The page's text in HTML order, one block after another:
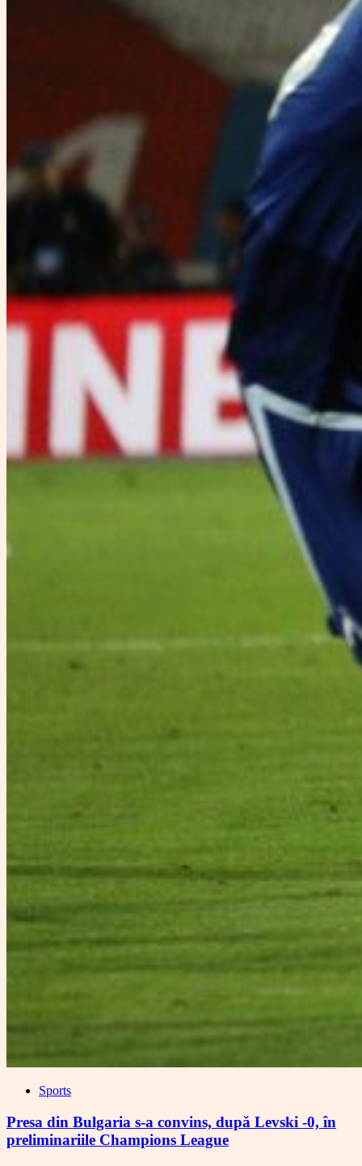
Sports
Presa din Bulgaria s-a convins, după Levski -0, în
preliminariile Champions League